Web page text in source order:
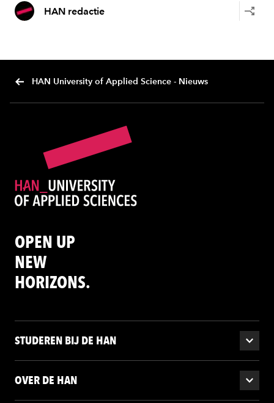
HAN redactie
HAN University of Applied Science - Nieuws
OPEN UP
NEW
HORIZONS.
STUDEREN BIJ DE HAN
OVER DE HAN